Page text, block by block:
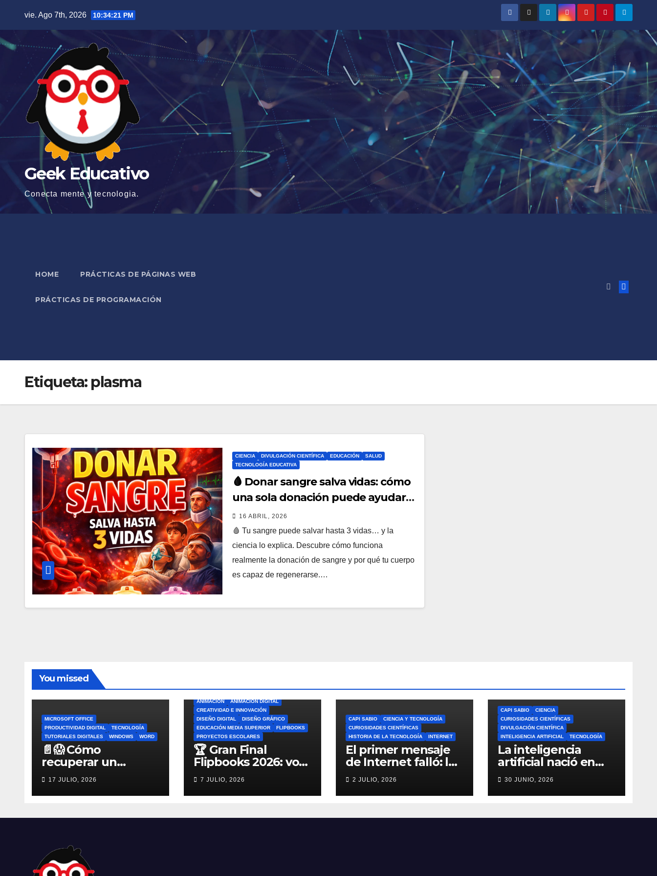
contenido
vie. Ago 7th, 2026 10:34:22 PM
Geek Educativo
Conecta mente y tecnologia.
HOME PRÁCTICAS DE PÁGINAS WEB
PRÁCTICAS DE PROGRAMACIÓN
Etiqueta: plasma
CIENCIA DIVULGACIÓN CIENTÍFICA EDUCACIÓN
SALUD
TECNOLOGÍA EDUCATIVA
🩸 Donar sangre salva vidas: cómo
una sola donación puede ayudar
hasta a 3 personas (explicación
científica real)
16 ABRIL, 2026
🩸 Tu sangre puede salvar hasta 3 vidas… y la
ciencia lo explica. Descubre cómo funciona
realmente la donación de sangre y por qué tu cuerpo
es capaz de regenerarse.…
You missed
MICROSOFT OFFICE
PRODUCTIVIDAD DIGITAL
TECNOLOGÍA
TUTORIALES DIGITALES
WINDOWS WORD
📄😱 Cómo
recuperar un
archivo de Word no
guardado antes de
entrar en pánico
17 JULIO, 2026
ANIMACIÓN
ANIMACIÓN DIGITAL
CREATIVIDAD E INNOVACIÓN
DISEÑO DIGITAL
DISEÑO GRÁFICO
EDUCACIÓN MEDIA SUPERIOR
FLIPBOOKS
PROYECTOS ESCOLARES
🏆 Gran Final
Flipbooks 2026: vota
por el Mejor
Flipbook del Ciclo
Escolar 🎨
7 JULIO, 2026
CAPI SABIO
CIENCIA Y TECNOLOGÍA
CURIOSIDADES CIENTÍFICAS
HISTORIA DE LA TECNOLOGÍA
INTERNET
El primer mensaje
de Internet falló: la
increíble historia de
ARPANET que
cambió el mundo
2 JULIO, 2026
CAPI SABIO
CIENCIA
CURIOSIDADES CIENTÍFICAS
DIVULGACIÓN CIENTÍFICA
INTELIGENCIA ARTIFICIAL
TECNOLOGÍA
La inteligencia
artificial nació en
1956: el verdadero
origen de la IA que
cambió el mundo
30 JUNIO, 2026